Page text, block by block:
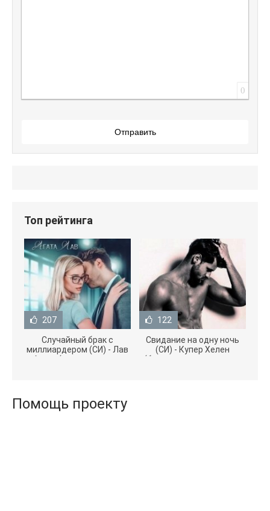
0
Отправить
Топ рейтинга
207
Случайный брак с
миллиардером (СИ) - Лав
Агата (полная версия
122
Свидание на одну ночь
(СИ) - Купер Хелен
(бесплатные серии книг
Помощь проекту